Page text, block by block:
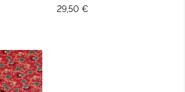
29,50 €